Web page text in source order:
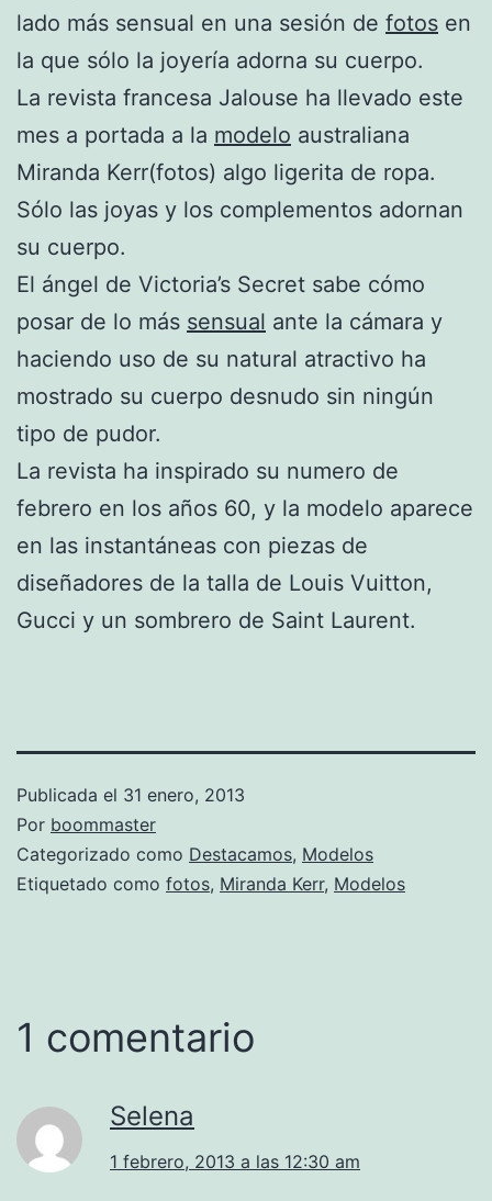
lado más sensual en una sesión de fotos en
la que sólo la joyería adorna su cuerpo.
La revista francesa Jalouse ha llevado este
mes a portada a la modelo australiana
Miranda Kerr(fotos) algo ligerita de ropa.
Sólo las joyas y los complementos adornan
su cuerpo.
El ángel de Victoria’s Secret sabe cómo
posar de lo más sensual ante la cámara y
haciendo uso de su natural atractivo ha
mostrado su cuerpo desnudo sin ningún
tipo de pudor.
La revista ha inspirado su numero de
febrero en los años 60, y la modelo aparece
en las instantáneas con piezas de
diseñadores de la talla de Louis Vuitton,
Gucci y un sombrero de Saint Laurent.
Publicada el 31 enero, 2013
Por boommaster
Categorizado como Destacamos, Modelos
Etiquetado como fotos, Miranda Kerr, Modelos
1 comentario
Selena
1 febrero, 2013 a las 12:30 am